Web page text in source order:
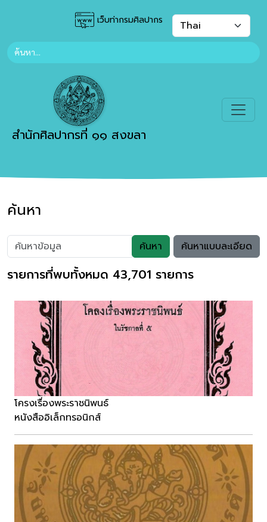
เว็บท่ากรมศิลปากร
สำนักศิลปากรที่ ๑๑ สงขลา
ค้นหา
ค้นหา ค้นหาแบบละเอียด
รายการที่พบทั้งหมด 43,701 รายการ
โครงเรื่องพระราชนิพนธ์
หนังสืออิเล็กทรอนิกส์